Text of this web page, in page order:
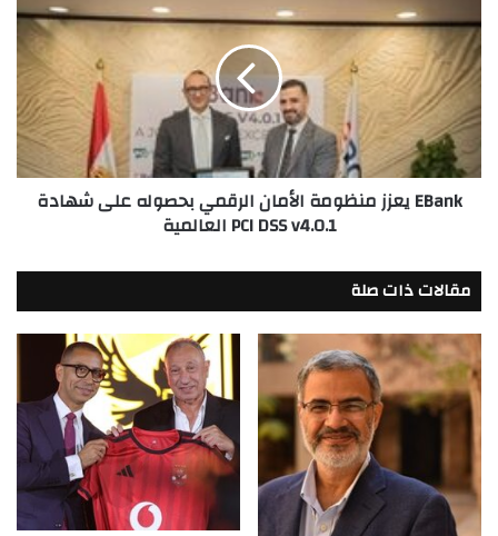
لهجات
العربية
المختلفة
منظومة
الأمان
الرقمي
بحصوله
على
شهادة
PCI
DSS
EBank يعزز منظومة الأمان الرقمي بحصوله على شهادة
PCI DSS v4.0.1 العالمية
مقالات ذات صلة